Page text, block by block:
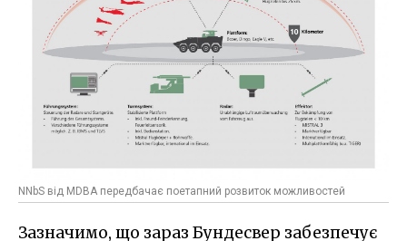
NNbS від MDBA передбачає поетапний розвиток можливостей
Зазначимо, що зараз Бундесвер забезпечує